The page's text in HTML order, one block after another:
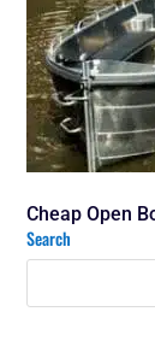
Cheap Open
Search